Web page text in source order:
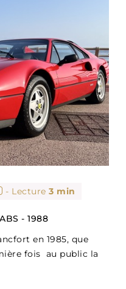
- Lecture3 min
- 1988
en 1985, que
fois au public la